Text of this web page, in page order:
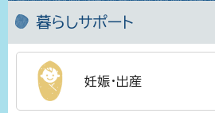
暮らしサポート
妊娠・出産